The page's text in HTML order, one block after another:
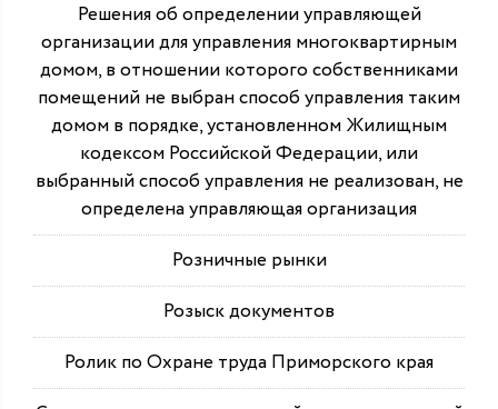
Решения об определении управляющей
организации для управления многоквартирным
домом, в отношении которого собственниками
помещений не выбран способ управления таким
домом в порядке, установленном Жилищным
кодексом Российской Федерации, или
выбранный способ управления не реализован, не
определена управляющая организация
Розничные рынки
Розыск документов
Ролик по Охране труда Приморского края